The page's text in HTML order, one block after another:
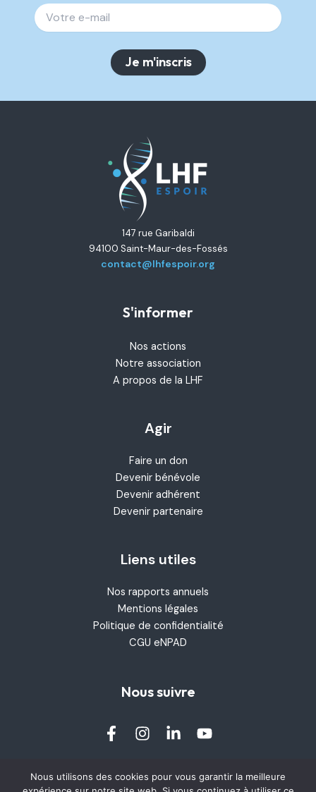
147 rue Garibaldi
94100 Saint-Maur-des-Fossés
contact@lhfespoir.org
S'informer
Nos actions
Notre association
A propos de la LHF
Agir
Faire un don
Devenir bénévole
Devenir adhérent
Devenir partenaire
Liens utiles
Nos rapports annuels
Mentions légales
Politique de confidentialité
CGU eNPAD
Nous suivre
Contactez-nous
Nous utilisons des cookies pour vous garantir la meilleure